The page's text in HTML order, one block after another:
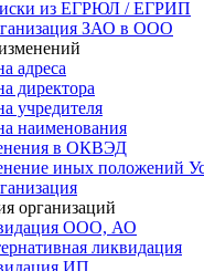
из ЕГРЮЛ / ЕГРИП
ЗАО в ООО
адреса
директора
учредителя
наименования
в ОКВЭД
иных положений
организаций
ООО, АО
ликвидация
ИП